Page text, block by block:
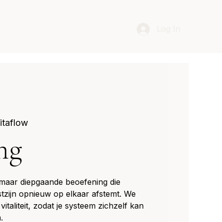
diepgaande beoefening die
opnieuw op elkaar afstemt. We
zodat je systeem zichzelf kan